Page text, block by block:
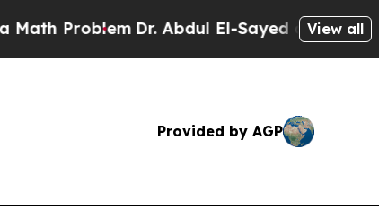
Dr. Abdul El-Sayed on HistoricView all
Provided by AGP